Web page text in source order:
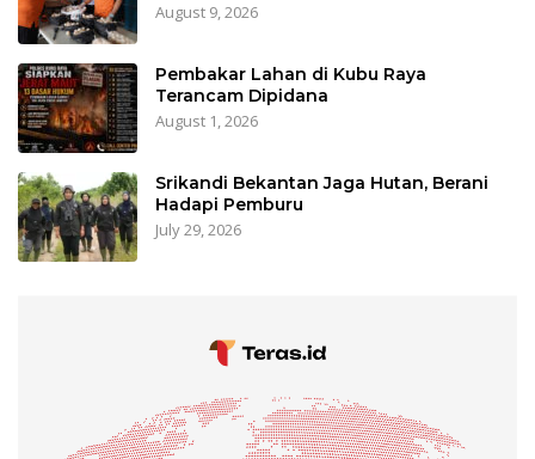
August 9, 2026
Pembakar Lahan di Kubu Raya
Terancam Dipidana
August 1, 2026
Srikandi Bekantan Jaga Hutan, Berani
Hadapi Pemburu
July 29, 2026